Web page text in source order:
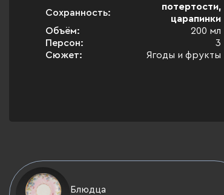
Сохранность:
потертости,
царапинки
Объём:
200 мл
Персон:
3
Сюжет:
Ягоды и фрукты
Блюдца